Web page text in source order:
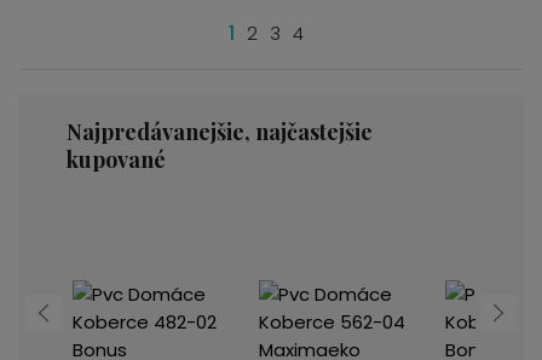
1 2 3 4
Najpredávanejšie, najčastejšie
kupované